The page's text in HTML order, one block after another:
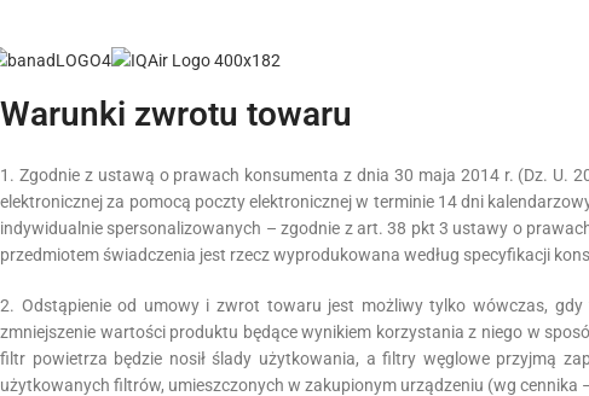
Warunki zwrotu towaru
1. Zgodnie z ustawą o prawach konsumenta z dnia 30 maja 2014 r. (Dz. U.
elektronicznej za pomocą poczty elektronicznej w terminie 14 dni
indywidualnie spersonalizowanych – zgodnie z art. 38 pkt 3 ustawy o
przedmiotem świadczenia jest rzecz wyprodukowana według specyfikacji
2. Odstąpienie od umowy i zwrot towaru jest możliwy tylko wówczas,
zmniejszenie wartości produktu będące wynikiem korzystania z niego w
filtr powietrza będzie nosił ślady użytkowania, a filtry węglowe przyjmą
użytkowanych filtrów, umieszczonych w zakupionym urządzeniu (wg cennika